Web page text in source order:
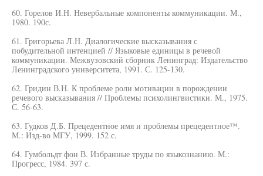
60. Горелов И.Н. Невербальные компоненты коммуникации. М.,
1980. 190с.
61. Григорьева Л.Н. Диалогические высказывания с
побудительной интенцией // Языковые единицы в речевой
коммуникации. Межвузовский сборник Ленинград: Издательство
Ленинградского университета, 1991. С. 125-130.
62. Гридин В.Н. К проблеме роли мотивации в порождении
речевого высказывания // Проблемы психолингвистики. М., 1975.
С. 56-63.
63. Гудков Д.Б. Прецедентное имя и проблемы прецедентное™.
М.: Изд-во МГУ, 1999. 152 с.
64. Гумбольдт фон В. Избранные труды по языкознанию. М.:
Прогресс, 1984. 397 с.